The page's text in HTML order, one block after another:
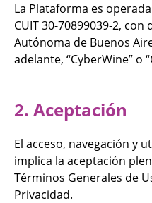
La Plataforma es
CUIT 30-70899039-2,
Autónoma de Buenos
adelante, “CyberWine” o
2. Aceptación
El acceso, navegación y
implica la aceptación
Términos Generales de
Privacidad.